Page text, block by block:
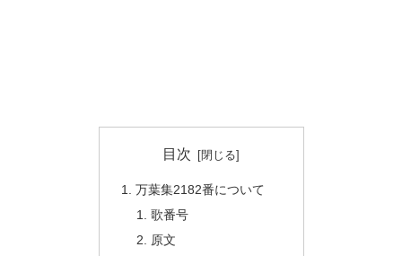
目次
万葉集2182番について
歌番号
原文